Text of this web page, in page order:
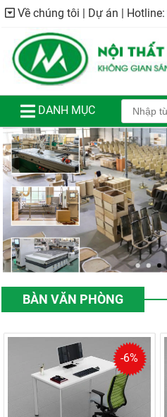
Về chúng tôi | Dự án | Hotline:
DANH MỤC
BÀN VĂN PHÒNG
-6%